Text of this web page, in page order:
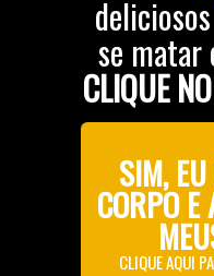
se matar
CLIQUE
SIM,
CORPO
CLIQUE AQUI